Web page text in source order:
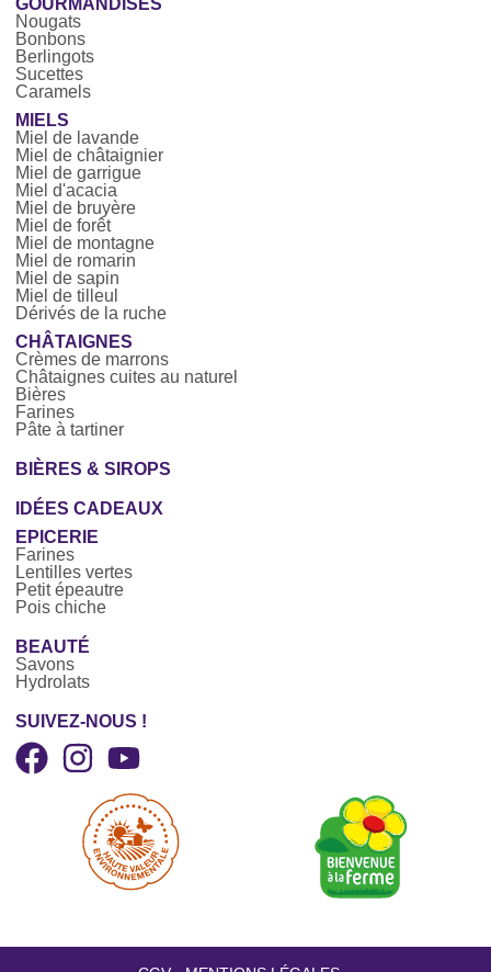
Nougats
Bonbons
Berlingots
Sucettes
Caramels
MIELS
Miel de lavande
Miel de châtaignier
Miel de garrigue
Miel d'acacia
Miel de bruyère
Miel de forêt
Miel de montagne
Miel de romarin
Miel de sapin
Miel de tilleul
Dérivés de la ruche
CHÂTAIGNES
Crèmes de marrons
Châtaignes cuites au naturel
Bières
Farines
Pâte à tartiner
BIÈRES & SIROPS
IDÉES CADEAUX
EPICERIE
Farines
Lentilles vertes
Petit épeautre
Pois chiche
BEAUTÉ
Savons
Hydrolats
SUIVEZ-NOUS !